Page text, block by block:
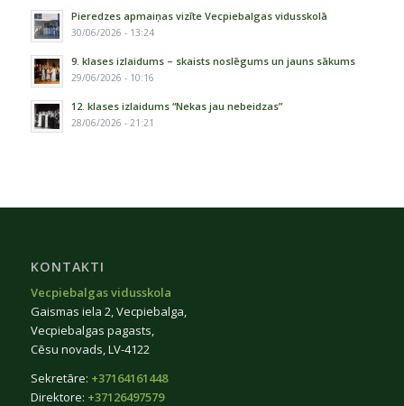
Pieredzes apmaiņas vizīte Vecpiebalgas vidusskolā
30/06/2026 - 13:24
9. klases izlaidums – skaists noslēgums un jauns sākums
29/06/2026 - 10:16
12. klases izlaidums “Nekas jau nebeidzas”
28/06/2026 - 21:21
KONTAKTI
Vecpiebalgas vidusskola
Gaismas iela 2, Vecpiebalga,
Vecpiebalgas pagasts,
Cēsu novads, LV-4122
Sekretāre: +37164161448
Direktore: +37126497579